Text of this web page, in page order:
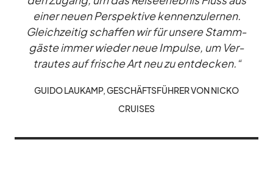
ei­ner neuen Per­spek­tive ken­nen­zu­ler­nen.
Gleich­zei­tig schaf­fen wir für un­sere Stamm­
gäste im­mer wie­der neue Im­pulse, um Ver­
trau­tes auf fri­sche Art neu zu ent­de­cken.“
GUIDO LAU­KAMP, GE­SCHÄFTS­FÜH­RER VON NICKO
CRUI­SES